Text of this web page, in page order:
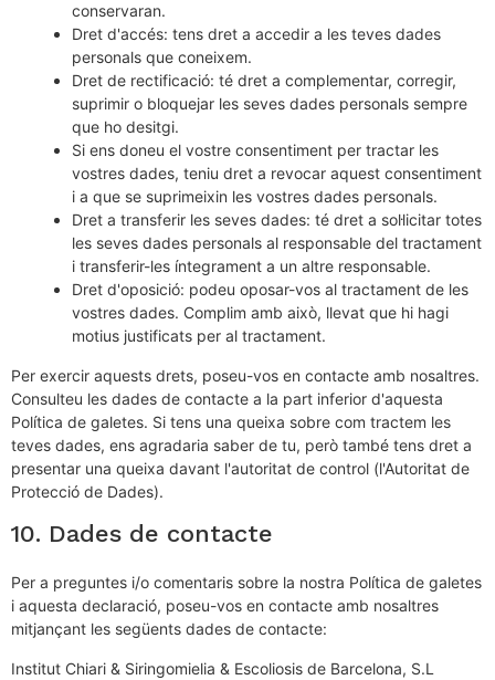
conservaran.
Dret d'accés: tens dret a accedir a les teves dades
personals que coneixem.
Dret de rectificació: té dret a complementar, corregir,
suprimir o bloquejar les seves dades personals sempre
que ho desitgi.
Si ens doneu el vostre consentiment per tractar les
vostres dades, teniu dret a revocar aquest consentiment
i a que se suprimeixin les vostres dades personals.
Dret a transferir les seves dades: té dret a sol·licitar totes
les seves dades personals al responsable del tractament
i transferir-les íntegrament a un altre responsable.
Dret d'oposició: podeu oposar-vos al tractament de les
vostres dades. Complim amb això, llevat que hi hagi
motius justificats per al tractament.
Per exercir aquests drets, poseu-vos en contacte amb nosaltres.
Consulteu les dades de contacte a la part inferior d'aquesta
Política de galetes. Si tens una queixa sobre com tractem les
teves dades, ens agradaria saber de tu, però també tens dret a
presentar una queixa davant l'autoritat de control (l'Autoritat de
Protecció de Dades).
10. Dades de contacte
Per a preguntes i/o comentaris sobre la nostra Política de galetes
i aquesta declaració, poseu-vos en contacte amb nosaltres
mitjançant les següents dades de contacte:
Institut Chiari & Siringomielia & Escoliosis de Barcelona, S.L